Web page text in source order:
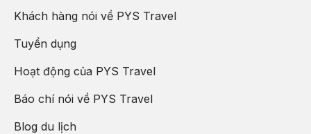
Khách hàng nói về PYS Travel
Tuyển dụng
Hoạt động của PYS Travel
Báo chí nói về PYS Travel
Blog du lịch